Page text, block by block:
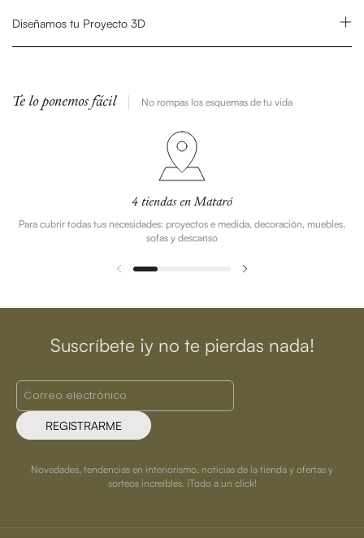
Diseñamos tu Proyecto 3D
Te lo ponemos fácil No rompas los esquemas de tu vida
4 tiendas en Mataró
Para cubrir todas tus necesidades: proyectos e medida, decoración, muebles,
sofas y descanso
Suscríbete ¡y no te pierdas nada!
REGISTRARME
Novedades, tendencias en interiorismo, noticias de la tienda y ofertas y
sorteos increíbles. ¡Todo a un click!